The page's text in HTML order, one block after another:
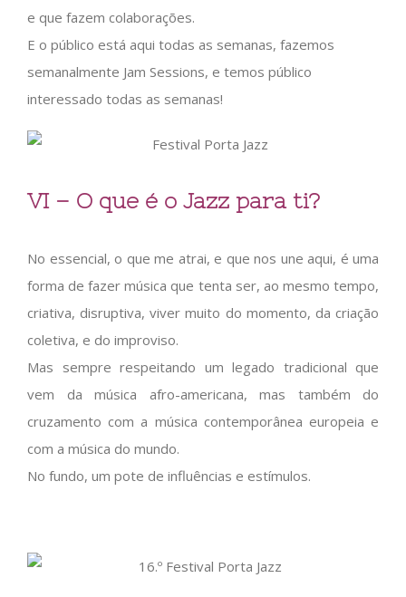
e que fazem colaborações.
E o público está aqui todas as semanas, fazemos
semanalmente Jam Sessions, e temos público
interessado todas as semanas!
VI – O que é o Jazz para ti?
No essencial, o que me atrai, e que nos une aqui, é uma
forma de fazer música que tenta ser, ao mesmo tempo,
criativa, disruptiva, viver muito do momento, da criação
coletiva, e do improviso.
Mas sempre respeitando um legado tradicional que
vem da música afro-americana, mas também do
cruzamento com a música contemporânea europeia e
com a música do mundo.
No fundo, um pote de influências e estímulos.